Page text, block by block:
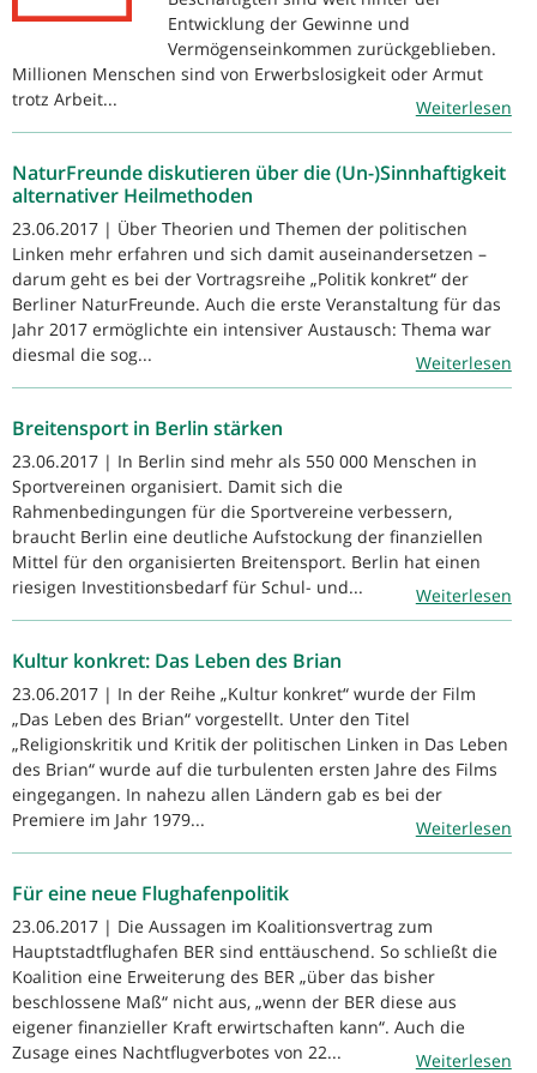
Entwicklung der Gewinne und
Vermögenseinkommen zurückgeblieben.
Millionen Menschen sind von Erwerbslosigkeit oder Armut
trotz Arbeit...
Weiterlesen
NaturFreunde diskutieren über die (Un-)Sinnhaftigkeit
alternativer Heilmethoden
23.06.2017 | Über Theorien und Themen der politischen
Linken mehr erfahren und sich damit auseinandersetzen –
darum geht es bei der Vortragsreihe „Politik konkret“ der
Berliner NaturFreunde. Auch die erste Veranstaltung für das
Jahr 2017 ermöglichte ein intensiver Austausch: Thema war
diesmal die sog...
Weiterlesen
Breitensport in Berlin stärken
23.06.2017 | In Berlin sind mehr als 550 000 Menschen in
Sportvereinen organisiert. Damit sich die
Rahmenbedingungen für die Sportvereine verbessern,
braucht Berlin eine deutliche Aufstockung der finanziellen
Mittel für den organisierten Breitensport. Berlin hat einen
riesigen Investitionsbedarf für Schul- und...
Weiterlesen
Kultur konkret: Das Leben des Brian
23.06.2017 | In der Reihe „Kultur konkret“ wurde der Film
„Das Leben des Brian“ vorgestellt. Unter den Titel
„Religionskritik und Kritik der politischen Linken in Das Leben
des Brian“ wurde auf die turbulenten ersten Jahre des Films
eingegangen. In nahezu allen Ländern gab es bei der
Premiere im Jahr 1979...
Weiterlesen
Für eine neue Flughafenpolitik
23.06.2017 | Die Aussagen im Koalitionsvertrag zum
Hauptstadtflughafen BER sind enttäuschend. So schließt die
Koalition eine Erweiterung des BER „über das bisher
beschlossene Maß“ nicht aus, „wenn der BER diese aus
eigener finanzieller Kraft erwirtschaften kann“. Auch die
Zusage eines Nachtflugverbotes von 22...
Weiterlesen